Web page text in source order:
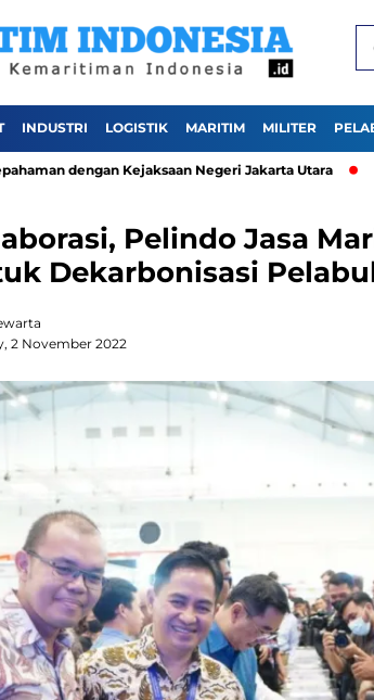
INDUSTRI LOGISTIK MARITIM MILITER
Kejaksaan Negeri Jakarta Utara TPK
Pelindo Jasa
Dekarbonisasi
2 November 2022